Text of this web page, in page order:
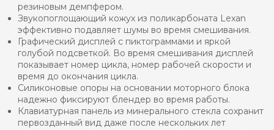
резиновым демпфером.
Звукопоглощающий кожух из поликарбоната Lexan
эффективно подавляет шумы во время смешивания.
Графический дисплей с пиктограммами и яркой
голубой подсветкой. Во время смешивания дисплей
показывает номер цикла, номер рабочей скорости и
время до окончания цикла.
Силиконовые опоры на основании моторного блока
надежно фиксируют блендер во время работы.
Клавиатурная панель из минерального стекла сохранит
первозданный вид даже после нескольких лет